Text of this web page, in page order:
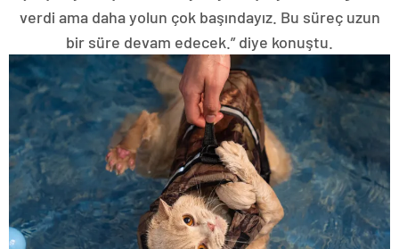
verdi ama daha yolun çok başındayız. Bu süreç uzun
bir süre devam edecek.” diye konuştu.